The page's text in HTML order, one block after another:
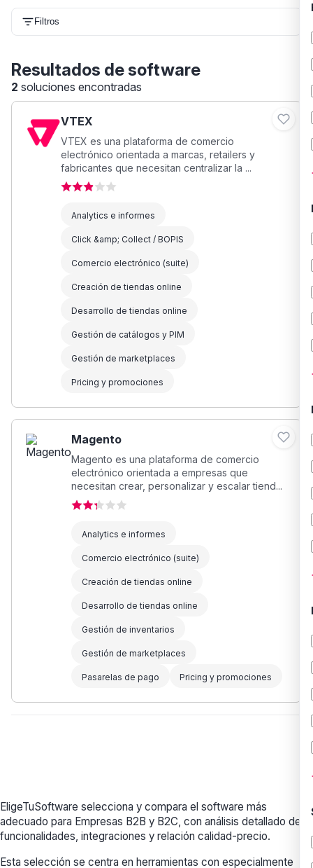
Filtros
Resultados de software
2 soluciones encontradas
VTEX
VTEX es una plataforma de comercio
electrónico orientada a marcas, retailers y
fabricantes que necesitan centralizar la ...
Analytics e informes
Click &amp; Collect / BOPIS
Comercio electrónico (suite)
Creación de tiendas online
Desarrollo de tiendas online
Gestión de catálogos y PIM
Gestión de marketplaces
Pricing y promociones
Magento
Magento es una plataforma de comercio
electrónico orientada a empresas que
necesitan crear, personalizar y escalar tiend...
Analytics e informes
Comercio electrónico (suite)
Creación de tiendas online
Desarrollo de tiendas online
Gestión de inventarios
Gestión de marketplaces
Pasarelas de pago Pricing y promociones
EligeTuSoftware selecciona y compara el software más
adecuado para Empresas B2B y B2C, con análisis detallado de
funcionalidades, integraciones y relación calidad-precio.
Esta selección se centra en herramientas con especialmente